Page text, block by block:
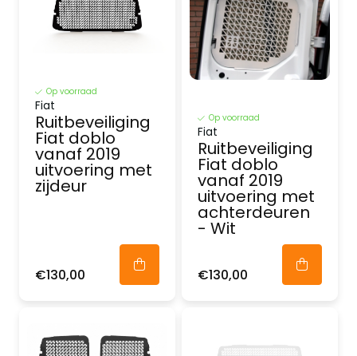
Op voorraad
Fiat
Ruitbeveiliging
Fiat doblo
vanaf 2019
uitvoering met
zijdeur
€130,00
Op voorraad
Fiat
Ruitbeveiliging
Fiat doblo
vanaf 2019
uitvoering met
achterdeuren
- Wit
€130,00